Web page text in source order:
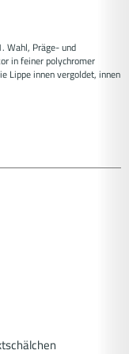
Wahl, Präge- und
in feiner polychromer
Lippe innen vergoldet, innen